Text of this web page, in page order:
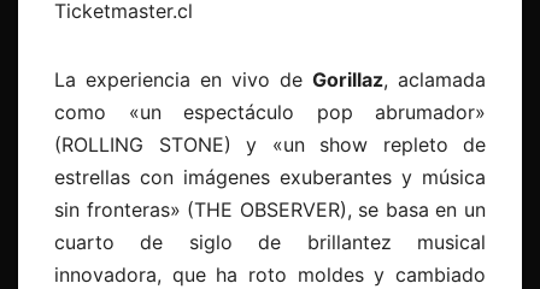
Ticketmaster.cl
La experiencia en vivo de Gorillaz, aclamada
como «un espectáculo pop abrumador»
(ROLLING STONE) y «un show repleto de
estrellas con imágenes exuberantes y música
sin fronteras» (THE OBSERVER), se basa en un
cuarto de siglo de brillantez musical
innovadora, que ha roto moldes y cambiado